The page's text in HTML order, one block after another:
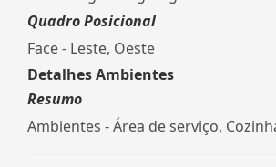
Quadro Posicional
Face - Leste, Oeste
Detalhes Ambientes
Resumo
Ambientes - Área de serviço,